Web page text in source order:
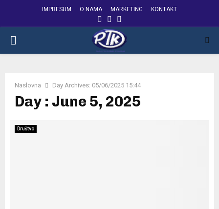
IMPRESUM O NAMA MARKETING KONTAKT
FACEBOOK
INSTAGRAM
PRIMARY
Naslovna Day Archives: 05/06/2025 15:44
Day : June 5, 2025
Društvo